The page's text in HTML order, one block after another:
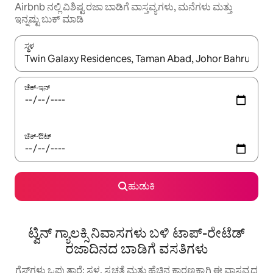
Airbnb ನಲ್ಲಿ ವಿಶಿಷ್ಟ ರಜಾ ಬಾಡಿಗೆ ವಾಸ್ತವ್ಯಗಳು, ಮನೆಗಳು ಮತ್ತು
ಇನ್ನಷ್ಟು ಬುಕ್ ಮಾಡಿ
ಸ್ಥಳ
ಫಲಿತಾಂಶಗಳು ಲಭ್ಯವಿರುವಾಗ, ಅಪ್ ಮತ್ತು ಡೌನ್ ಬಾಣದ ಕೀಲಿಗಳೊಂದಿಗೆ
ಚೆಕ್-ಇನ್
ಚೆಕ್-ಔಟ್
ಹುಡುಕಿ
ಟ್ವಿನ್ ಗ್ಯಾಲಕ್ಸಿ ನಿವಾಸಗಳು ಬಳಿ ಟಾಪ್-ರೇಟೆಡ್
ರಜಾದಿನದ ಬಾಡಿಗೆ ವಸತಿಗಳು
ಗೆಸ್ಟ್‌ಗಳು ಒಪ್ಪುತ್ತಾರೆ: ಸ್ಥಳ, ಸ್ವಚ್ಛತೆ ಮತ್ತು ಹೆಚ್ಚಿನ ಕಾರಣಕ್ಕಾಗಿ ಈ ವಾಸ್ತವ್ಯದ